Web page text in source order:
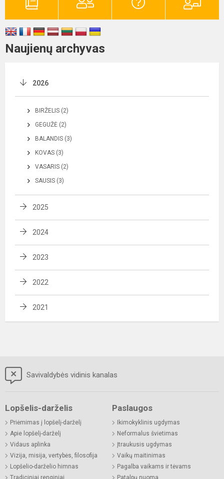
Naujienų archyvas
2026
BIRŽELIS (2)
GEGUŽĖ (2)
BALANDIS (3)
KOVAS (3)
VASARIS (2)
SAUSIS (3)
2025
2024
2023
2022
2021
Savivaldybės vidinis kanalas
Lopšelis-darželis
Priėmimas į lopšelį-darželį
Apie lopšelį-darželį
Vidaus aplinka
Vizija, misija, vertybės, filosofija
Lopšelio-darželio himnas
Tradiciniai renginiai
Paslaugos
Ikimokyklinis ugdymas
Neformalus švietimas
Įtraukusis ugdymas
Vaikų maitinimas
Pagalba vaikams ir tėvams
Patalpų nuoma